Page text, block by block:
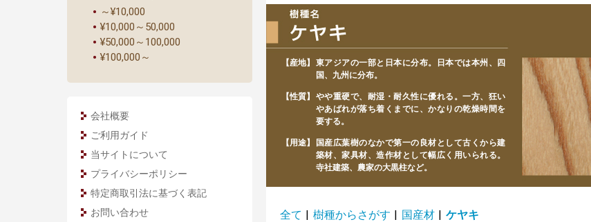
～¥10,000
¥10,000～50,000
¥50,000～100,000
¥100,000～
会社概要
ご利用ガイド
当サイトについて
プライバシーポリシー
特定商取引法に基づく表記
お問い合わせ
【産地】
東アジアの一部と日本に分布。日本では本州、四
国、九州に分布。
【性質】
やや重硬で、耐湿・耐久性に優れる。一方、狂い
やあばれが落ち着くまでに、かなりの乾燥時間を
要する。
【用途】
国産広葉樹のなかで第一の良材として古くから建
築材、家具材、造作材として幅広く用いられる。
寺社建築、農家の大黒柱など。
全て | 樹種からさがす | 国産材 | ケヤキ